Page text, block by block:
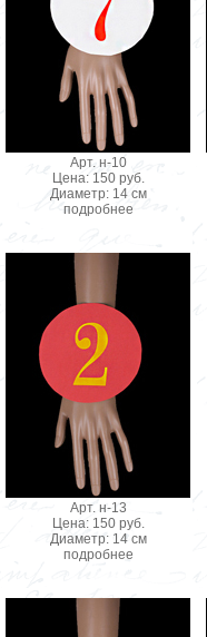
Арт. н-10
Цена: 150 руб.
Диаметр: 14 см
подробнее
Арт. н-13
Цена: 150 руб.
Диаметр: 14 см
подробнее